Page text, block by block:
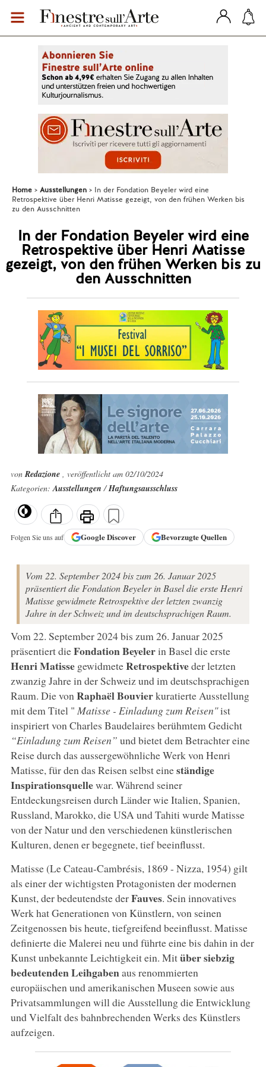
Home Ausstellungen
In der Fondation Beyeler wird eine
Retrospektive über Henri Matisse gezeigt, von den frühen Werken bis
zu den Ausschnitten
In der Fondation Beyeler wird eine
Retrospektive über Henri Matisse
gezeigt, von den frühen Werken bis zu
den Ausschnitten
vonRedazione , veröffentlicht am 02/10/2024
Kategorien:Ausstellungen/Haftungsausschluss
Folgen Sie uns auf GoogleDiscover Bevorzugte Quellen
Vom 22. September 2024 bis zum 26. Januar 2025
präsentiert die Fondation Beyeler in Basel die erste Henri
Matisse gewidmete Retrospektive der letzten zwanzig
Jahre in der Schweiz und im deutschsprachigen Raum.
Vom 22. September 2024 bis zum 26. Januar 2025
präsentiert dieFondation Beyelerin Basel die erste
Henri MatissegewidmeteRetrospektiveder letzten
zwanzig Jahre in der Schweiz und im deutschsprachigen
Raum. Die vonRaphaël Bouvierkuratierte Ausstellung
mit dem Titel " Matisse - Einladung zum Reisen"ist
inspiriert von Charles Baudelaires berühmtem Gedicht
“Einladung zum Reisen” und bietet dem Betrachter eine
Reise durch das aussergewöhnliche Werk von Henri
Matisse, für den das Reisen selbst eineständige
Inspirationsquellewar. Während seiner
Entdeckungsreisen durch Länder wie Italien, Spanien,
Russland, Marokko, die USA und Tahiti wurde Matisse
von der Natur und den verschiedenen künstlerischen
Kulturen, denen er begegnete, tief beeinflusst.
Matisse (Le Cateau-Cambrésis, 1869 - Nizza, 1954) gilt
als einer der wichtigsten Protagonisten der modernen
Kunst, der bedeutendste derFauves. Sein innovatives
Werk hat Generationen von Künstlern, von seinen
Zeitgenossen bis heute, tiefgreifend beeinflusst. Matisse
definierte die Malerei neu und führte eine bis dahin in der
Kunst unbekannte Leichtigkeit ein. Mitüber siebzig
bedeutenden Leihgabenaus renommierten
europäischen und amerikanischen Museen sowie aus
Privatsammlungen will die Ausstellung die Entwicklung
und Vielfalt des bahnbrechenden Werks des Künstlers
aufzeigen.